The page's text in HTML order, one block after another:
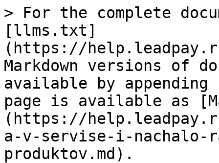
> For the complete
[llms.txt]
(https://
Markdown versions of
available by
page is available as
(https://
a-v-servise-i-nachalo-
produktov.md).